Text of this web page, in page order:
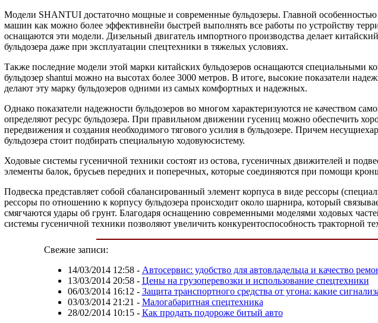
Модели SHANTUI достаточно мощные и современные бульдозеры. Главной особенностью
машин как можно более эффективнейи быстрей выполнять все работы по устройству
оснащаются эти модели. Дизельный двигатель импортного производства делает
бульдозера даже при эксплуатации спецтехники в тяжелых условиях.
Также последние модели этой марки китайских бульдозеров оснащаются специальными
бульдозер shantui можно на высотах более 3000 метров. В итоге, высокие показатели
делают эту марку бульдозеров одними из самых комфортных и надежных.
Однако показатели надежности бульдозеров во многом характеризуются не качеством
определяют ресурс бульдозера. При правильном движении гусениц можно обеспечить
передвижения и создания необходимого тягового усилия в бульдозере. Причем
бульдозера стоит подбирать специальную ходовуюсистему.
Ходовые системы гусеничной техники состоят из остова, гусеничных движителей и
элементы балок, брусьев передних и поперечных, которые соединяются при помощи
Подвеска представляет собой сбалансированный элемент корпуса в виде рессоры
рессоры по отношению к корпусу бульдозера происходит около шарнира, который
смягчаются удары об грунт. Благодаря оснащению современными моделями ходовых
системы гусеничной техники позволяют увеличить конкурентоспособность тракторной
Свежие записи:
14/03/2014 12:58- Автосервис: удобство для автовладельца и качество
13/03/2014 20:58- Цены на грузоперевозки и использование спецтехники
06/03/2014 16:12 - Защита транспортного средства от угона: какие
03/03/2014 21:21 - Малогабаритная спецтехника
28/02/2014 10:15- Как продать подороже битый авто